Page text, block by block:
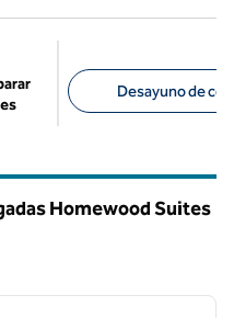
Desayuno de
Homewood Suites